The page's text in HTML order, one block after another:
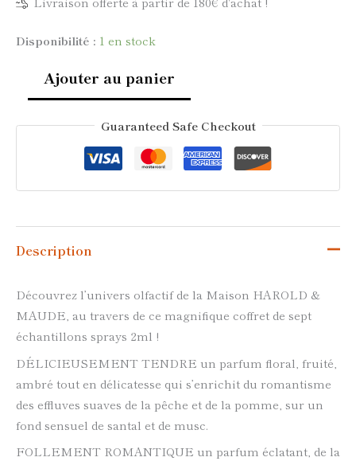
Disponibilité : 1 en stock
Ajouter au panier
Guaranteed Safe Checkout
Description
Découvrez l’univers olfactif de la Maison HAROLD &
MAUDE, au travers de ce magnifique coffret de sept
échantillons sprays 2ml !
DÉLICIEUSEMENT TENDRE un parfum floral, fruité,
ambré tout en délicatesse qui s’enrichit du romantisme
des effluves suaves de la pêche et de la pomme, sur un
fond sensuel de santal et de musc.
FOLLEMENT ROMANTIQUE un parfum éclatant, de la